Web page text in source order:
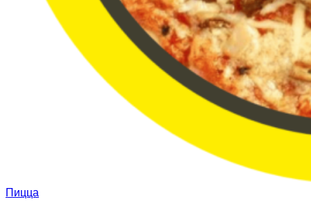
Пицца